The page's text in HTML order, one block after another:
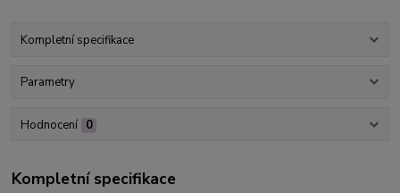
Kompletní specifikace
Parametry
Hodnocení 0
Kompletní specifikace